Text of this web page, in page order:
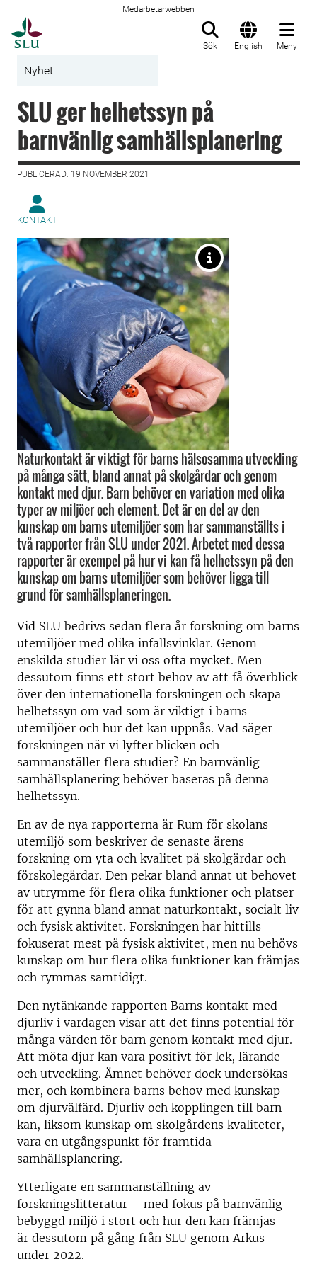
Medarbetarwebben
Sök English Meny
Nyhet
SLU ger helhetssyn på
barnvänlig samhällsplanering
PUBLICERAD: 19 NOVEMBER 2021
KONTAKT
Naturkontakt är viktigt för barns hälsosamma utveckling
på många sätt, bland annat på skolgårdar och genom
kontakt med djur. Barn behöver en variation med olika
typer av miljöer och element. Det är en del av den
kunskap om barns utemiljöer som har sammanställts i
två rapporter från SLU under 2021. Arbetet med dessa
rapporter är exempel på hur vi kan få helhetssyn på den
kunskap om barns utemiljöer som behöver ligga till
grund för samhällsplaneringen.
Vid SLU bedrivs sedan flera år forskning om barns
utemiljöer med olika infallsvinklar. Genom
enskilda studier lär vi oss ofta mycket. Men
dessutom finns ett stort behov av att få överblick
över den internationella forskningen och skapa
helhetssyn om vad som är viktigt i barns
utemiljöer och hur det kan uppnås. Vad säger
forskningen när vi lyfter blicken och
sammanställer flera studier? En barnvänlig
samhällsplanering behöver baseras på denna
helhetssyn.
En av de nya rapporterna är Rum för skolans
utemiljö som beskriver de senaste årens
forskning om yta och kvalitet på skolgårdar och
förskolegårdar. Den pekar bland annat ut behovet
av utrymme för flera olika funktioner och platser
för att gynna bland annat naturkontakt, socialt liv
och fysisk aktivitet. Forskningen har hittills
fokuserat mest på fysisk aktivitet, men nu behövs
kunskap om hur flera olika funktioner kan främjas
och rymmas samtidigt.
Den nytänkande rapporten Barns kontakt med
djurliv i vardagen visar att det finns potential för
många värden för barn genom kontakt med djur.
Att möta djur kan vara positivt för lek, lärande
och utveckling. Ämnet behöver dock undersökas
mer, och kombinera barns behov med kunskap
om djurvälfärd. Djurliv och kopplingen till barn
kan, liksom kunskap om skolgårdens kvaliteter,
vara en utgångspunkt för framtida
samhällsplanering.
Ytterligare en sammanställning av
forskningslitteratur – med fokus på barnvänlig
bebyggd miljö i stort och hur den kan främjas –
är dessutom på gång från SLU genom Arkus
under 2022.